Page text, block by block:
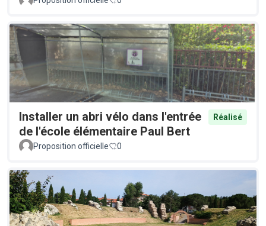
Installer un abri vélo dans l'entrée
de l'école élémentaire Paul Bert
Réalisé
Proposition officielle 0